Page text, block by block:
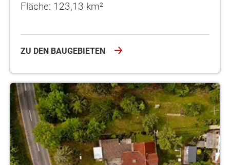
Fläche: 123,13 km²
ZU DEN BAUGEBIETEN
Beckum